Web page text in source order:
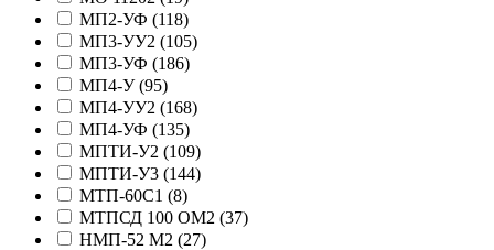
МП2-УФ (118)
МП3-УУ2 (105)
МП3-УФ (186)
МП4-У(95)
МП4-УУ2 (168)
МП4-УФ (135)
МПТИ-У2 (109)
МПТИ-У3 (144)
МТП-60С1 (8)
МТПСД 100 ОМ2 (37)
НМП-52 М2 (27)